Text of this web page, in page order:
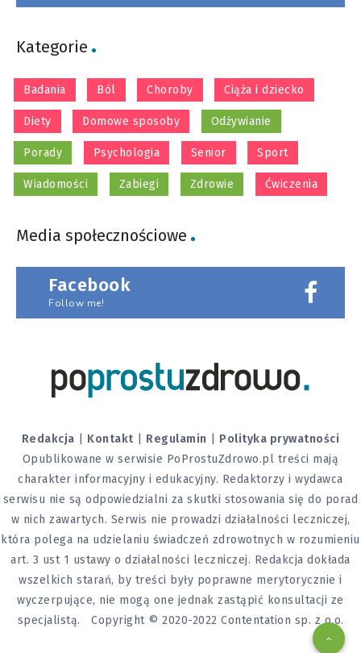
Kategorie
Badania Ból Choroby Ciąża i dziecko
Diety Domowe sposoby Odżywianie
Porady Psychologia Senior Sport
Wiadomości Zabiegi Zdrowie Ćwiczenia
Media społecznościowe
Facebook
Follow me!
Redakcja Kontakt Regulamin
Polityka prywatności
Opublikowane w serwisie PoProstuZdrowo.pl treści mają
charakter informacyjny i edukacyjny. Redaktorzy i wydawca
serwisu nie są odpowiedzialni za skutki stosowania się do porad
w nich zawartych. Serwis nie prowadzi działalności leczniczej,
która polega na udzielaniu świadczeń zdrowotnych w rozumieniu
art. 3 ust 1 ustawy o działalności leczniczej. Redakcja dokłada
wszelkich starań, by treści były poprawne merytorycznie i
wyczerpujące, nie mogą one jednak zastąpić konsultacji ze
specjalistą. Copyright © 2020-2022 Contentation sp. z o.o.